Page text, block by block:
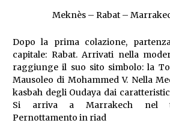
Meknès – Rabat –
Dopo la prima colazione,
capitale: Rabat. Arrivati nella
raggiunge il suo sito simbolo: la
Mausoleo di Mohammed V. Nella
kasbah degli Oudaya dai
Si arriva a Marrakech nel
Pernottamento in riad